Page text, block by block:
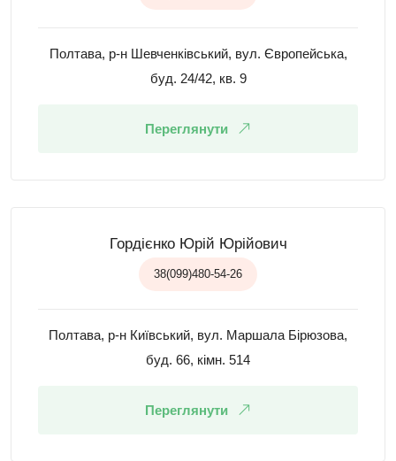
Полтава, р-н Шевченківський, вул. Європейська,
буд. 24/42, кв. 9
Переглянути
Гордієнко Юрій Юрійович
38(099)480-54-26
Полтава, р-н Київський, вул. Маршала Бірюзова,
буд. 66, кімн. 514
Переглянути